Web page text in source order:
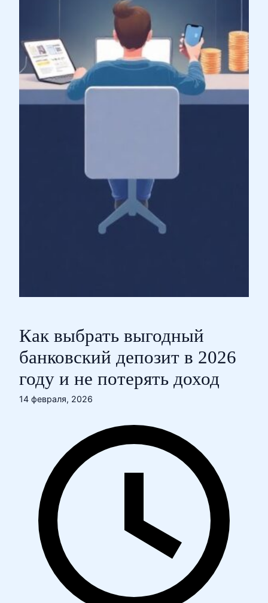
Как выбрать выгодный
банковский депозит в 2026
году и не потерять доход
14 февраля, 2026